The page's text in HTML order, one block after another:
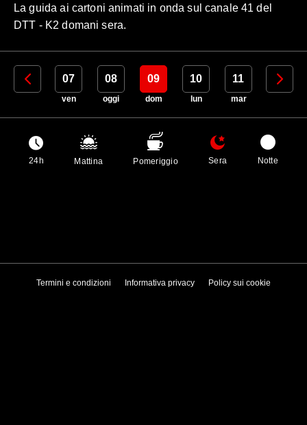
La guida ai cartoni animati in onda sul canale 41 del
DTT - K2 domani sera.
06 07
ven
08
oggi
09
dom
10
lun
11
mar
12
24h Mattina Pomeriggio Sera Notte
Termini e condizioni Informativa privacy Policy sui cookie